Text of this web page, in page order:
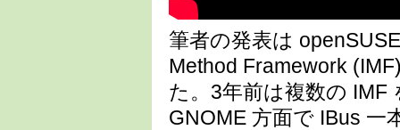
筆者の発表は
Method Framework
た。3年前は複数の IMF
GNOME 方面で IBus 一